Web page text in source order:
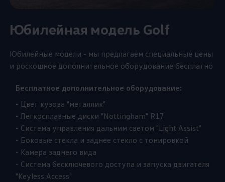
Юбилейная модель Golf
Юбилейные модели - мы предлагаем специальные цены
и роскошное дополнительное оборудование бесплатно
Бесплатное дополнительное оборудование:
- Цвет кузова "металлик"
- Легкосплавные диски "Nottingham" R17
- Система управления дальним светом "Light Assist"
- Боковые стекла и заднее стекло с тонировкой
- Камера заднего вида
- Система бесключевого доступа и запуска двигателя
"Keyless Access"